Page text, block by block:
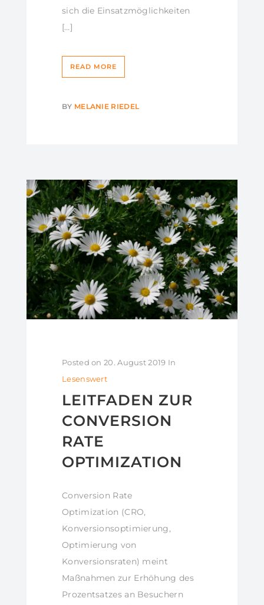
sich die Einsatzmöglichkeiten
[…]
READ MORE
BY MELANIE RIEDEL
Posted on 20. August 2019 In
Lesenswert
LEITFADEN ZUR
CONVERSION
RATE
OPTIMIZATION
Conversion Rate
Optimization (CRO,
Konversionsoptimierung,
Optimierung von
Konversionsraten) meint
Maßnahmen zur Erhöhung des
Prozentsatzes an Besuchern